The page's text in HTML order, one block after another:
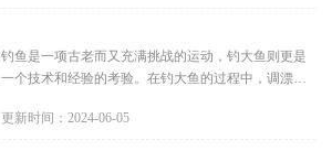
钓鱼是一项古老而又充满挑战的运动，钓大鱼则更是
一个技术和经验的考验。在钓大鱼的过程中，调漂是
易被鱼咬住，提高钓鱼的效
更新时间：2024-06-05